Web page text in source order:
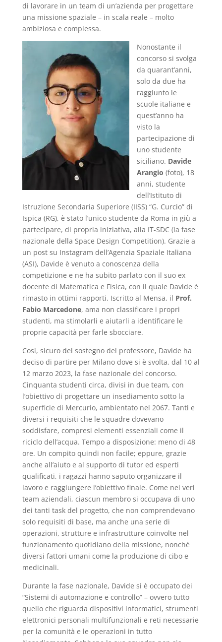
di lavorare in un team di un’azienda per progettare
una missione spaziale – in scala reale – molto
ambiziosa e complessa.
Nonostante il
concorso si svolga
da quarant’anni,
solo da due ha
raggiunto le
scuole italiane e
quest’anno ha
visto la
partecipazione di
uno studente
siciliano. Davide
Arangio (foto), 18
anni, studente
dell’Istituto di
Istruzione Secondaria Superiore (IISS) “G. Curcio” di
Ispica (RG), è stato l’unico studente da Roma in giù a
partecipare, di propria iniziativa, alla IT-SDC (la fase
nazionale della Space Design Competition). Grazie a
un post su Instagram dell’Agenzia Spaziale Italiana
(ASI), Davide è venuto a conoscenza della
competizione e ne ha subito parlato con il suo ex
docente di Matematica e Fisica, con il quale Davide è
rimasto in ottimi rapporti. Iscritto al Mensa, il Prof.
Fabio Marcedone, ama non classificare i propri
studenti, ma stimolarli e aiutarli a identificare le
proprie capacità per farle sbocciare.
Così, sicuro del sostegno del professore, Davide ha
deciso di partire per Milano dove si è svolta, dal 10 al
12 marzo 2023, la fase nazionale del concorso.
Cinquanta studenti circa, divisi in due team, con
l’obiettivo di progettare un insediamento sotto la
superficie di Mercurio, ambientato nel 2067. Tanti e
diversi i requisiti che le squadre dovevano
soddisfare, compresi elementi essenziali come il
riciclo dell’acqua. Tempo a disposizione: meno di 48
ore. Un compito quindi non facile; eppure, grazie
anche all’aiuto e al supporto di tutor ed esperti
qualificati, i ragazzi hanno saputo organizzare il
lavoro e raggiungere l’obiettivo finale. Come nei veri
team aziendali, ciascun membro si occupava di uno
dei tanti task del progetto, che non comprendevano
solo requisiti di base, ma anche una serie di
operazioni, strutture e infrastrutture coinvolte nel
funzionamento quotidiano della missione, nonché
diversi fattori umani come la produzione di cibo e
medicinali.
Durante la fase nazionale, Davide si è occupato dei
“Sistemi di automazione e controllo” – ovvero tutto
quello che riguarda dispositivi informatici, strumenti
elettronici personali multifunzionali e reti necessarie
per la comunità e le operazioni in tutto